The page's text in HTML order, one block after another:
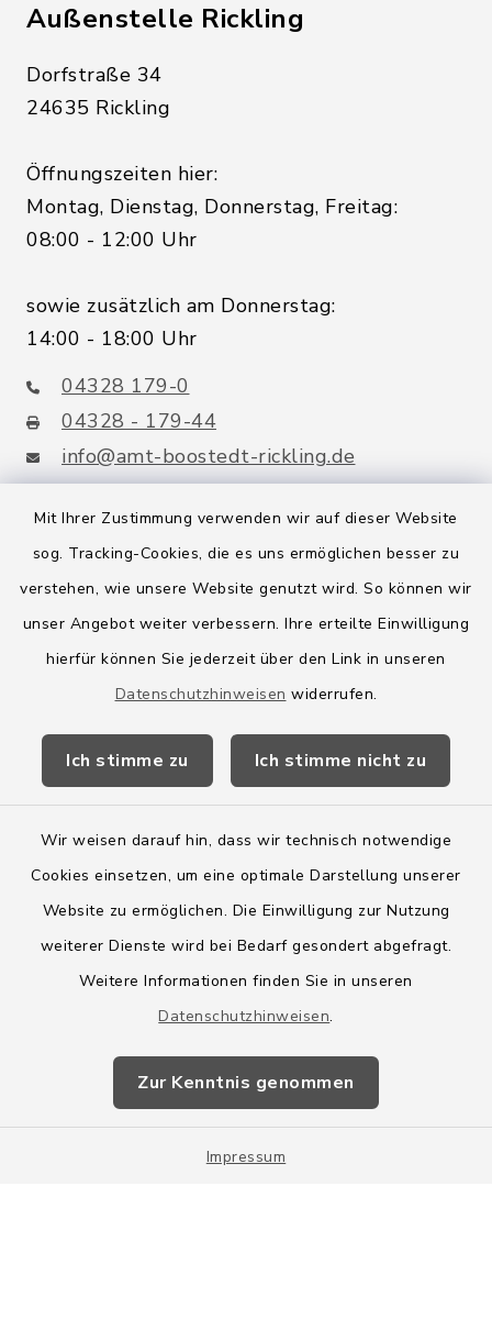
Mit Ihrer Zustimmung verwenden wir auf dieser Website
sog. Tracking-Cookies, die es uns ermöglichen besser zu
verstehen, wie unsere Website genutzt wird. So können wir
unser Angebot weiter verbessern. Ihre erteilte Einwilligung
hierfür können Sie jederzeit über den Link in unseren
Datenschutzhinweisen widerrufen.
Ich stimme zu Ich stimme nicht zu
Wir weisen darauf hin, dass wir technisch notwendige
Cookies einsetzen, um eine optimale Darstellung unserer
Website zu ermöglichen. Die Einwilligung zur Nutzung
weiterer Dienste wird bei Bedarf gesondert abgefragt.
Weitere Informationen finden Sie in unseren
Datenschutzhinweisen.
Zur Kenntnis genommen
Impressum
Außenstelle Rickling
Dorfstraße 34
24635 Rickling
Öffnungszeiten hier:
Montag, Dienstag, Donnerstag, Freitag:
08:00 - 12:00 Uhr
sowie zusätzlich am Donnerstag:
14:00 - 18:00 Uhr
04328 179-0
04328 - 179-44
info@amt-boostedt-rickling.de
Quicklinks
Amt Boostedt-Rickling
Amtsbroschüre
Wege-Zweckverband
Barrierefreiheit
Impressum
Sitemap